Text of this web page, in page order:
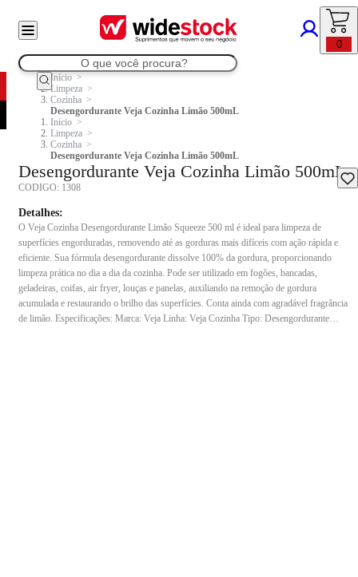
0
Início
Limpeza
Cozinha
Desengordurante Veja Cozinha Limão 500mL
Início
Limpeza
Cozinha
Desengordurante Veja Cozinha Limão 500mL
Desengordurante Veja Cozinha Limão 500mL
CODIGO: 1308
Detalhes:
O Veja Cozinha Desengordurante Limão Squeeze 500 ml é ideal para limpeza de
superfícies engorduradas, removendo até as gorduras mais difíceis com ação rápida e
eficiente. Sua fórmula desengordurante dissolve 100% da gordura, proporcionando
limpeza prática no dia a dia da cozinha. Pode ser utilizado em fogões, bancadas,
geladeiras, coifas, air fryer, louças e panelas, auxiliando na remoção de gordura
acumulada e restaurando o brilho das superfícies. Conta ainda com agradável fragrância
de limão. Especificações: Marca: Veja Linha: Veja Cozinha Tipo: Desengordurante